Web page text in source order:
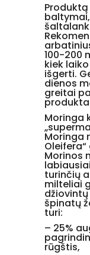
100-200
kiek
išgerti.
dienos
greitai
Moringa
Moringa
Morinos
turinčių
milteliai
špinatų
turi:
– 25%
rūgštis,